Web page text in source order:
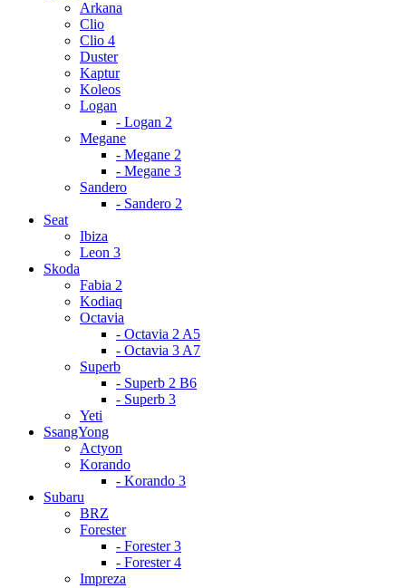
Arkana
Clio
Clio 4
Duster
Kaptur
Koleos
Logan
- Logan 2
Megane
- Megane 2
- Megane 3
Sandero
- Sandero 2
Seat
Ibiza
Leon 3
Skoda
Fabia 2
Kodiaq
Octavia
- Octavia 2 A5
- Octavia 3 A7
Superb
- Superb 2 B6
- Superb 3
Yeti
SsangYong
Actyon
Korando
- Korando 3
Subaru
BRZ
Forester
- Forester 3
- Forester 4
Impreza